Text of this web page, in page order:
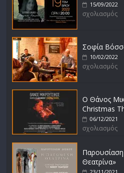
15/09/2022
σχολιασμός
Σοφία
10/02/2022
σχολιασμός
Ο Θάνος
Christmas
06/12/2021
σχολιασμός
Θεατρίνα»